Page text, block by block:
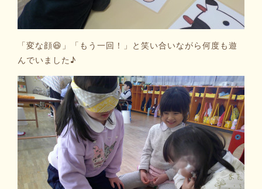
「変な顔😆」「もう一回！」と笑い合いながら何度も遊
んでいました♪